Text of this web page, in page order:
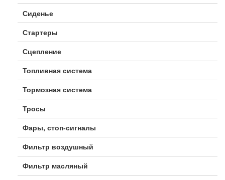
Сиденье
Стартеры
Сцепление
Топливная система
Тормозная система
Тросы
Фары, стоп-сигналы
Фильтр воздушный
Фильтр масляный